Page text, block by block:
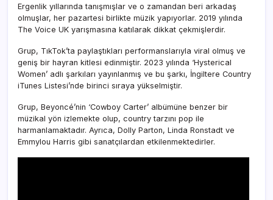
Ergenlik yıllarında tanışmışlar ve o zamandan beri arkadaş
olmuşlar, her pazartesi birlikte müzik yapıyorlar. 2019 yılında
The Voice UK yarışmasına katılarak dikkat çekmişlerdir.
Grup, TıkTok’ta paylaştıkları performanslarıyla viral olmuş ve
geniş bir hayran kitlesi edinmiştir. 2023 yılında ‘Hysterical
Women’ adlı şarkıları yayınlanmış ve bu şarkı, İngiltere Country
iTunes Listesi’nde birinci sıraya yükselmiştir.
Grup, Beyoncé’nin ‘Cowboy Carter’ albümüne benzer bir
müzikal yön izlemekte olup, country tarzını pop ile
harmanlamaktadır. Ayrıca, Dolly Parton, Linda Ronstadt ve
Emmylou Harris gibi sanatçılardan etkilenmektedirler.